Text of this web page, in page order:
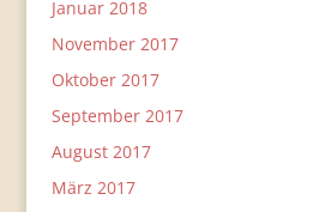
Januar 2018
November 2017
Oktober 2017
September 2017
August 2017
März 2017